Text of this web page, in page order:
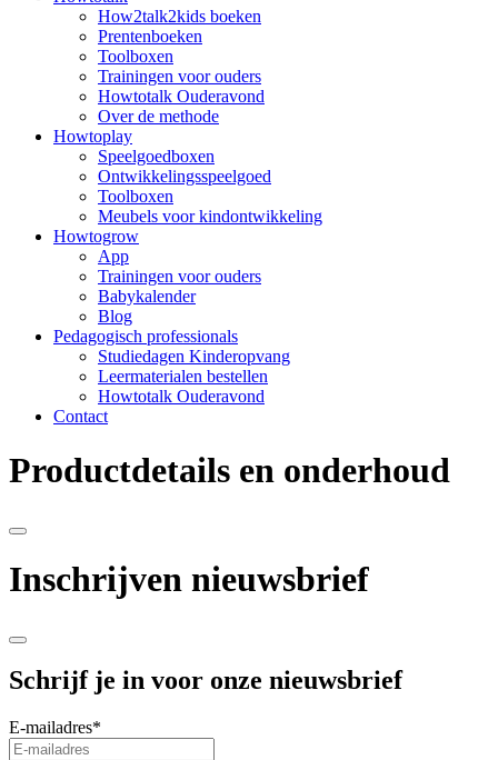
How2talk2kids boeken
Prentenboeken
Toolboxen
Trainingen voor ouders
Howtotalk Ouderavond
Over de methode
Howtoplay
Speelgoedboxen
Ontwikkelingsspeelgoed
Toolboxen
Meubels voor kindontwikkeling
Howtogrow
App
Trainingen voor ouders
Babykalender
Blog
Pedagogisch professionals
Studiedagen Kinderopvang
Leermaterialen bestellen
Howtotalk Ouderavond
Contact
Productdetails en onderhoud
Inschrijven nieuwsbrief
Schrijf je in voor onze nieuwsbrief
E-mailadres*